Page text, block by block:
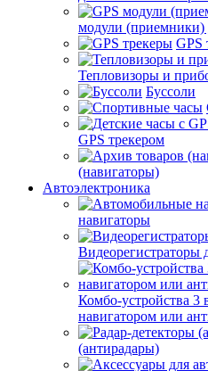
модули (приемники)
GPS
Тепловизоры и
Буссоли
GPS трекером
(навигаторы)
Автоэлектроника
навигаторы
Видеорегистраторы
Комбо-устройства 3
навигатором или
(антирадары)